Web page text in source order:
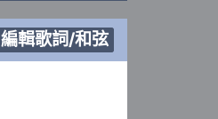
編輯歌詞/和弦